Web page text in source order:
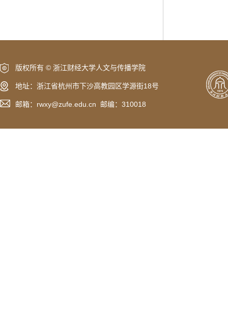
版权所有 © 浙江财经大学人文与传播学院
地址：浙江省杭州市下沙高教园区学源街18号
邮箱：rwxy@zufe.edu.cn 邮编：310018